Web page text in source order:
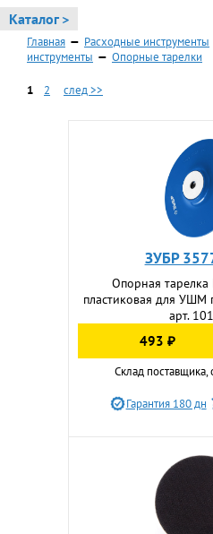
Каталог >
Главная — Расходные инструменты
инструменты — Опорные тарелки
1 2 след >>
ЗУБР
Опорная
пластиковая для УШМ
арт.
493 ₽
Склад поставщика,
Гарантия 180 дн